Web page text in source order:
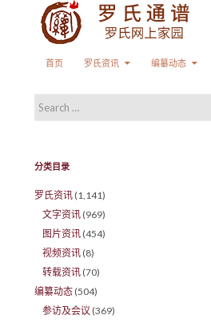
首页
罗氏资讯 编纂动态
Search for:
分类目录
罗氏资讯 (1,141)
文字资讯 (969)
图片资讯 (454)
视频资讯 (8)
转载资讯 (70)
编纂动态 (504)
参访及会议 (369)